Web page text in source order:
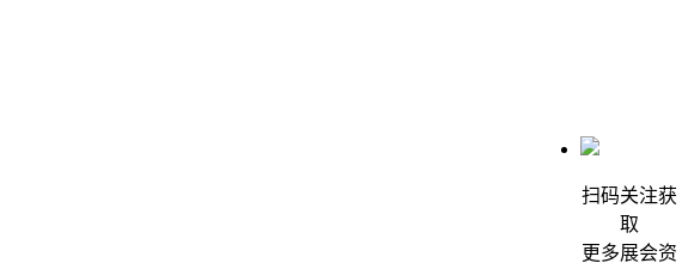
扫码关注获
取
更多展会资